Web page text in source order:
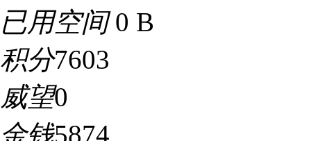
已用空间0 B
积分7603
威望0
金钱5874